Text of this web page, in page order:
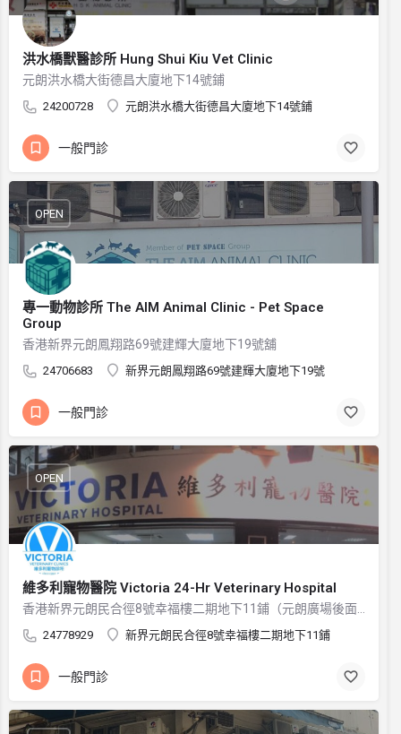
洪水橋獸醫診所 Hung Shui Kiu Vet Clinic
元朗洪水橋大街德昌大廈地下14號鋪
24200728 元朗洪水橋大街德昌大廈地下14號鋪
一般門診
專一動物診所 The AIM Animal Clinic - Pet Space
Group
香港新界元朗鳳翔路69號建輝大廈地下19號舖
24706683 新界元朗鳳翔路69號建輝大廈地下19號
OPEN
一般門診
維多利寵物醫院 Victoria 24-Hr Veterinary Hospital
24778929 新界元朗民合徑8號幸福樓二期地下11鋪
OPEN
一般門診